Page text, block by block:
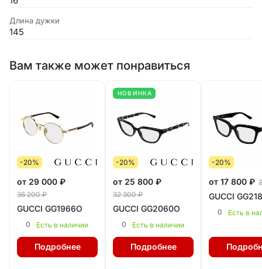
Длина дужки
145
Вам также может понравиться
-20%
от 29 000 ₽
36 200 ₽
GUCCI GG1966O
0 Есть в наличии
Подробнее
НОВИНКА
-20%
от 25 800 ₽
32 300 ₽
GUCCI GG2060O
0 Есть в наличии
Подробнее
-20%
от 17 800 ₽
GUCCI
0 Есть в